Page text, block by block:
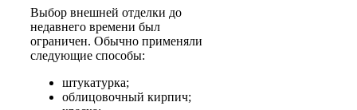
Выбор внешней отделки до
недавнего времени был
ограничен. Обычно применяли
следующие способы:
штукатурка;
облицовочный кирпич;